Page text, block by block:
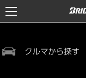
クルマから探す